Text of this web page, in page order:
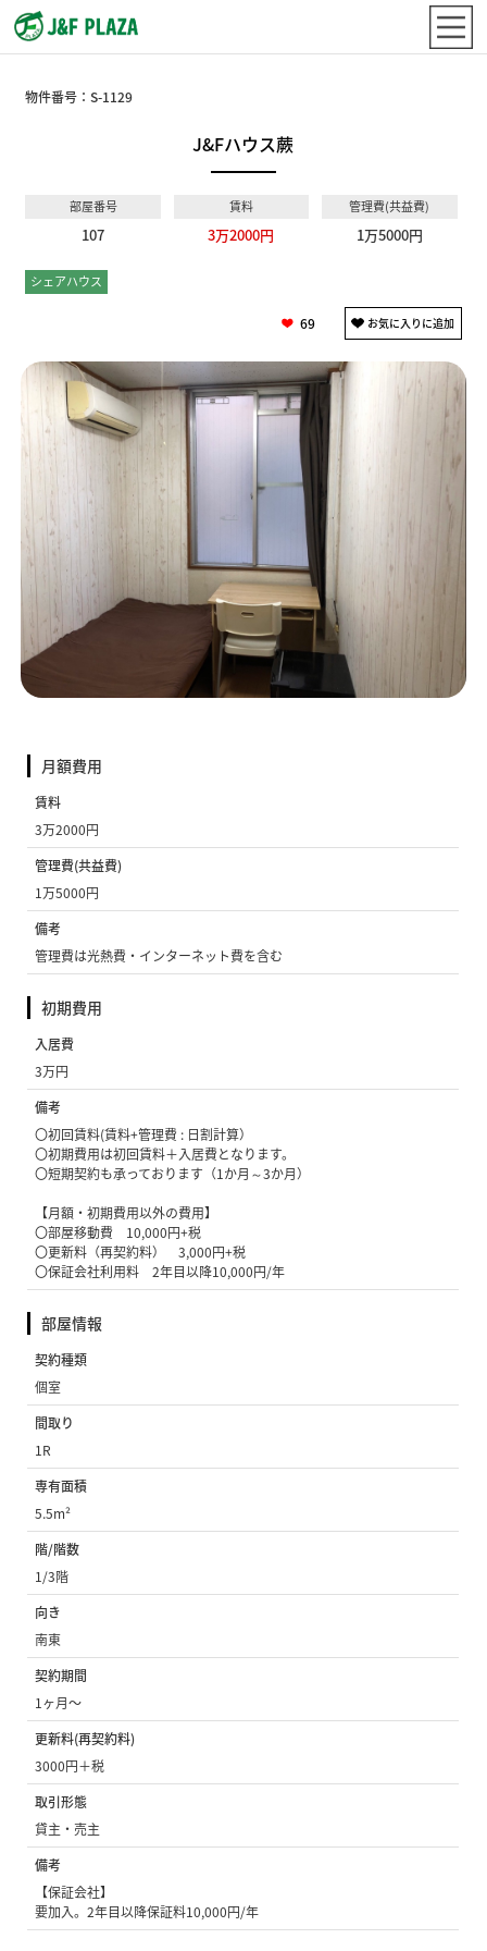
物件番号：S-1129
J&Fハウス蕨
部屋番号
107
賃料
3万2000円
管理費(共益費)
1万5000円
シェアハウス
69
月額費用
賃料
3万2000円
管理費(共益費)
1万5000円
備考
管理費は光熱費・インターネット費を含む
初期費用
入居費
3万円
備考
〇初回賃料(賃料+管理費 : 日割計算）
〇初期費用は初回賃料＋入居費となります。
〇短期契約も承っております（1か月～3か月）
【月額・初期費用以外の費用】
〇部屋移動費 10,000円+税
〇更新料（再契約料） 3,000円+税
〇保証会社利用料 2年目以降10,000円/年
部屋情報
契約種類
個室
間取り
1R
専有面積
5.5m²
階/階数
1/3階
向き
南東
契約期間
1ヶ月〜
更新料(再契約料)
3000円＋税
取引形態
貸主・売主
備考
【保証会社】
要加入。2年目以降保証料10,000円/年